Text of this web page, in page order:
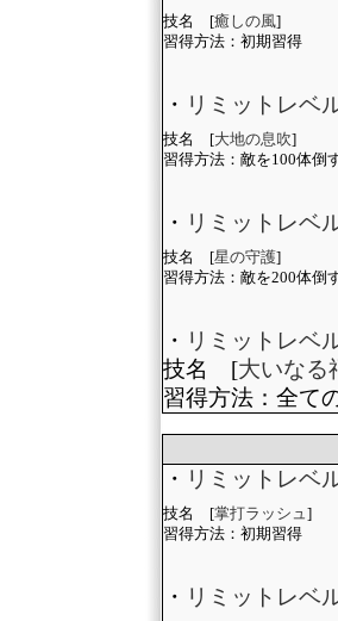
技名 [癒しの風]
習得方法：初期習得
・ リミットレベ
技名 [大地の息吹]
習得方法：敵を100体倒
・ リミットレベ
技名 [星の守護]
習得方法：敵を200体倒
・ リミットレベ
技名 [大いなる
習得方法：全て
・ リミットレベ
技名 [掌打ラッシュ]
習得方法：初期習得
・ リミットレベ